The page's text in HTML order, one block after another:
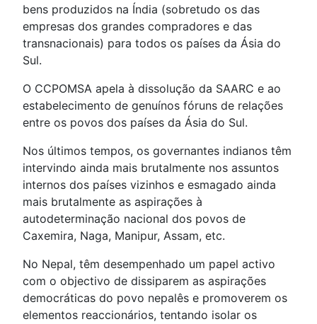
bens produzidos na Índia (sobretudo os das
empresas dos grandes compradores e das
transnacionais) para todos os países da Ásia do
Sul.
O CCPOMSA apela à dissolução da SAARC e ao
estabelecimento de genuínos fóruns de relações
entre os povos dos países da Ásia do Sul.
Nos últimos tempos, os governantes indianos têm
intervindo ainda mais brutalmente nos assuntos
internos dos países vizinhos e esmagado ainda
mais brutalmente as aspirações à
autodeterminação nacional dos povos de
Caxemira, Naga, Manipur, Assam, etc.
No Nepal, têm desempenhado um papel activo
com o objectivo de dissiparem as aspirações
democráticas do povo nepalês e promoverem os
elementos reaccionários, tentando isolar os